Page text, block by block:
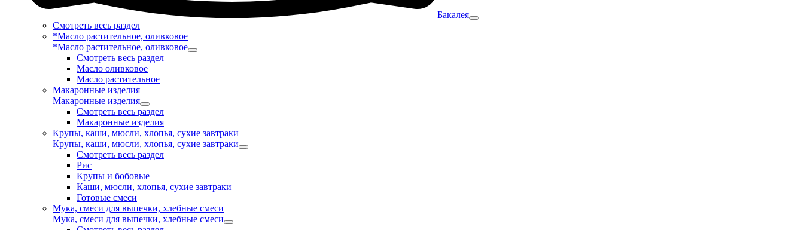
Бакалея
Смотреть весь раздел
*Масло растительное, оливковое
*Масло растительное, оливковое
Смотреть весь раздел
Масло оливковое
Масло растительное
Макаронные изделия
Макаронные изделия
Смотреть весь раздел
Макаронные изделия
Крупы, каши, мюсли, хлопья, сухие завтраки
Крупы, каши, мюсли, хлопья, сухие завтраки
Смотреть весь раздел
Рис
Крупы и бобовые
Каши, мюсли, хлопья, сухие завтраки
Готовые смеси
Мука, смеси для выпечки, хлебные смеси
Мука, смеси для выпечки, хлебные смеси